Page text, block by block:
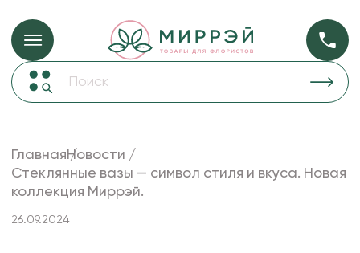
Упаковка для цветов и подарков Упаковка для
Пленка
Коробки для цветов
Декор для дома
Лента
ГлавнаяНовости
Стеклянные вазы — символ стиля и вкуса. Новая
коллекция Миррэй.
26.09.2024